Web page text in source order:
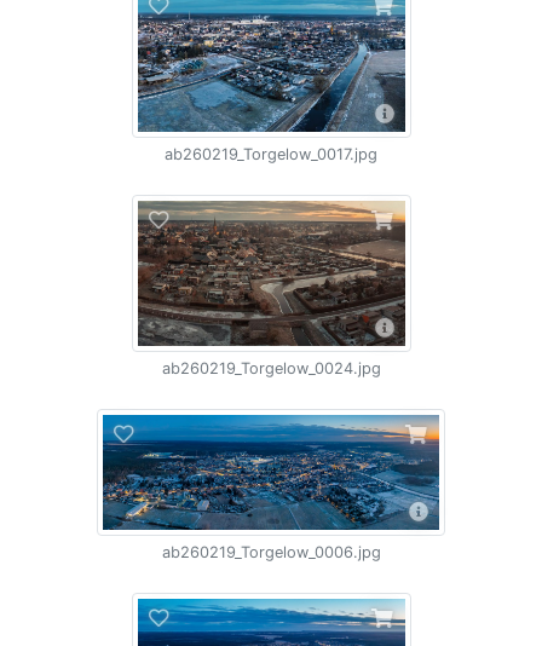
ab260219_Torgelow_0017.jpg
ab260219_Torgelow_0024.jpg
ab260219_Torgelow_0006.jpg